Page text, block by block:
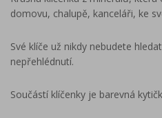
domovu, chalupě, kanceláři, ke
Své klíče už nikdy nebudete
nepřehlédnutí.
Součástí klíčenky je barevná